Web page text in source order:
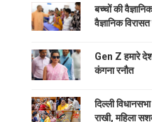
बच्चों की
वैज्ञानिक
Gen Z हमारे
कंगना रनौत
दिल्ली
राखी, महिला